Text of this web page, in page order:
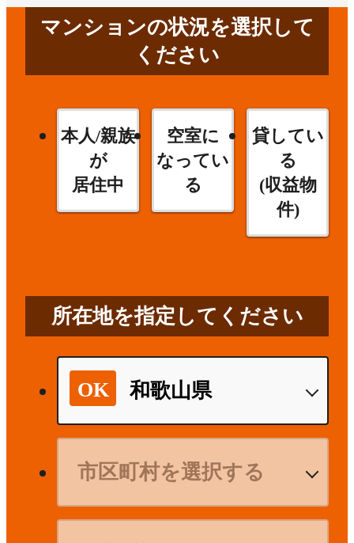
マンションの状況を選択して
ください
本人/親族
が
居住中
空室に
なってい
る
貸してい
る
(収益物
件)
所在地を指定してください